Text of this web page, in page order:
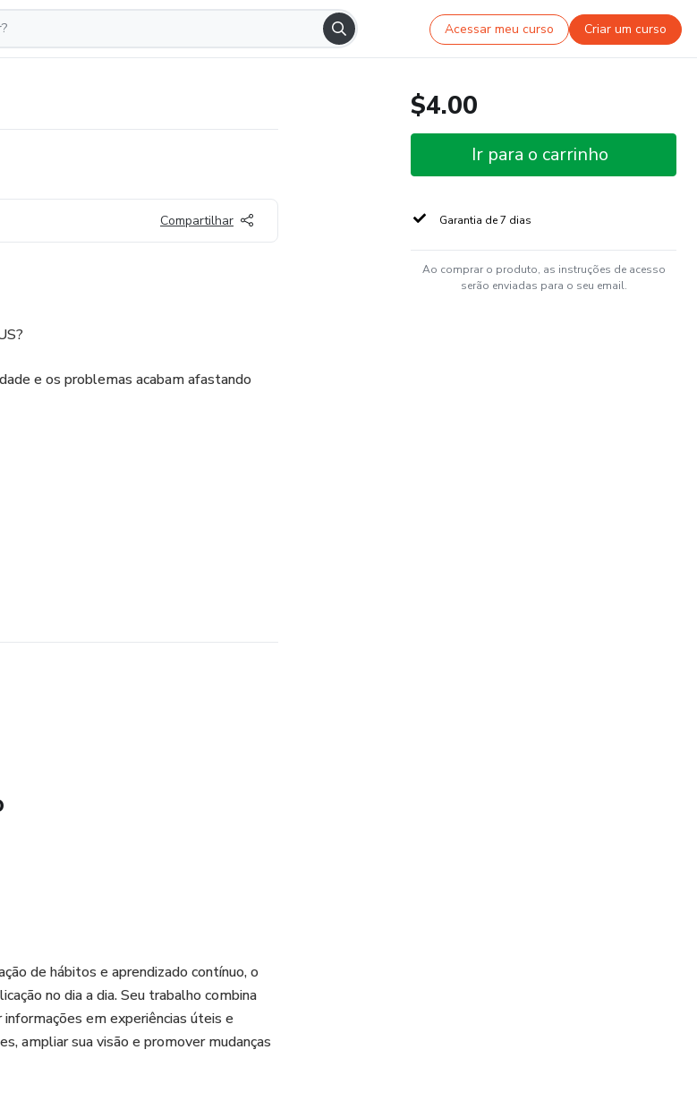
Acessar meu curso Criar um curso
Compartilhar
e os problemas acabam afastando
de hábitos e aprendizado contínuo, o
no dia a dia. Seu trabalho combina
em experiências úteis e
ampliar sua visão e promover mudanças
$4.00
Ir para o carrinho
Garantia de 7 dias
Ao comprar o produto, as instruções de acesso
serão enviadas para o seu email.